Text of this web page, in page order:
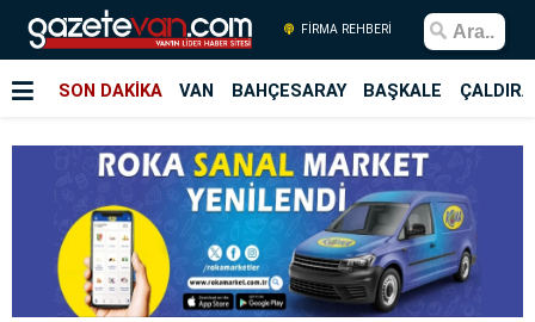
FİRMA REHBERİ
SON DAKİKA VAN BAHÇESARAY BAŞKALE